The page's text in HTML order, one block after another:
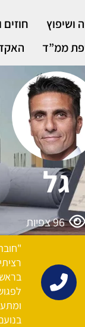
ושיפוץ
ממ”ד
גל
96צפיות